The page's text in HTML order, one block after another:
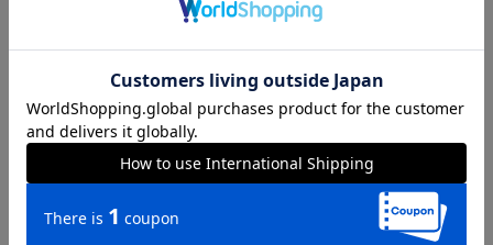
【生地】 ELANCO+（エランコ）
使用電力の削減、汚染物質排出の削減を実現した、自然や地球
にやさしいファブリックです。
ヨコ糸に弾性繊維を混紡することでストレッチ性を強化。ご家
庭で洗えるウォッシャブル機能もプラスし、実用性をさらに向
上しています。